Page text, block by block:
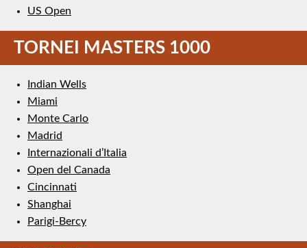
US Open
TORNEI MASTERS 1000
Indian Wells
Miami
Monte Carlo
Madrid
Internazionali d’Italia
Open del Canada
Cincinnati
Shanghai
Parigi-Bercy